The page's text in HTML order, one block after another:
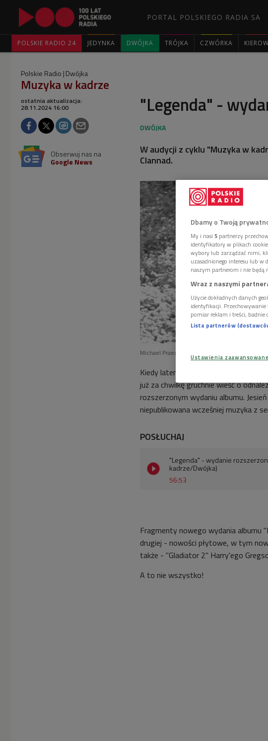
PORTAL POLSKIEGO RADIA SA
POLSKIE RADIO 24 JEDYNKA DWÓJKA TRÓJKA CZWÓRKA
Polskie Radio Dwójka
Muzyka w kadrze
"Legenda" -
ostatnia aktualizacja:
28.11.2024 16:00
Obserwuj nas na
Google News
W audycji z cyklu "Muzyka w
Clannad.
Michael Praed i Judi Trett na planie serialu
Kiedy latem świętowaliśmy w audycji
już za chwilkę gruchnie wieść o
rozszerzonym wydaniu albumu.
niepublikowana wcześniej muzyka z
POSŁUCHAJ
56:53
"Legenda" - wydanie
kadrze/Dwójka)
Fragmenty nowego wydania albumu
drugiej - nowości płytowe, w tym
także - "Gladiator 2" Harry'ego
A to nie wszystko!
Dbamy o Twoją
My i nasi 5 partnerzy
identyfikatory w plikach
wybory lub zarządzać nimi,
uzasadnionego interesu lub
naszym partnerom i nie będą
Wraz z naszymi
Użycie dokładnych danych
identyfikacji.
pomiar reklam i treści, badnie
Lista partnerów
Ustawienia zaawansowane